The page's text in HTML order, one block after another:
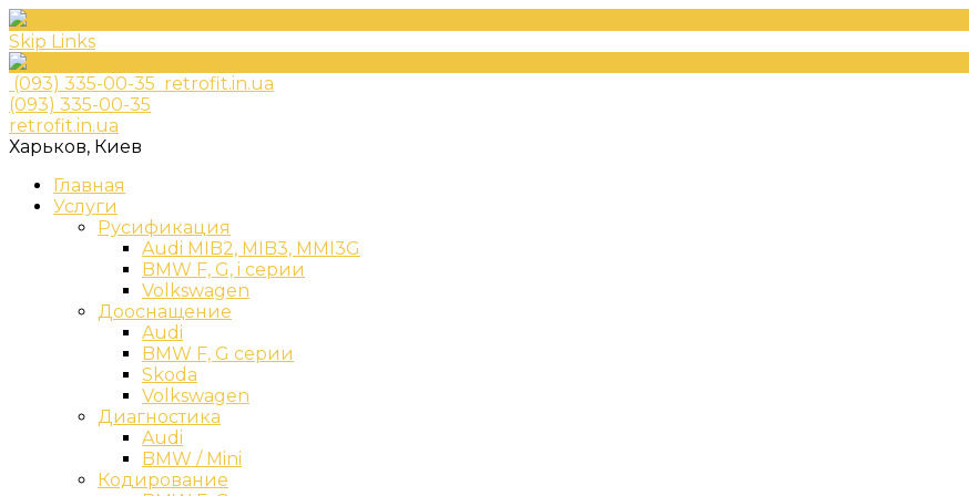
Skip Links
(093) 335-00-35 retrofit.in.ua
(093) 335-00-35
retrofit.in.ua
Харьков, Киев
Главная
Услуги
Русификация
Audi MIB2, MIB3, MMI3G
BMW F, G, i серии
Volkswagen
Дооснащение
Audi
BMW F, G серии
Skoda
Volkswagen
Диагностика
Audi
BMW / Mini
Кодирование